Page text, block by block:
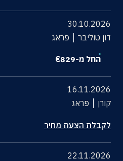
30.10.2026
דון טוליבר
פראג
החל מ-829
€
16.11.2026
קורן
פראג
לקבלת הצעת מחיר
22.11.2026